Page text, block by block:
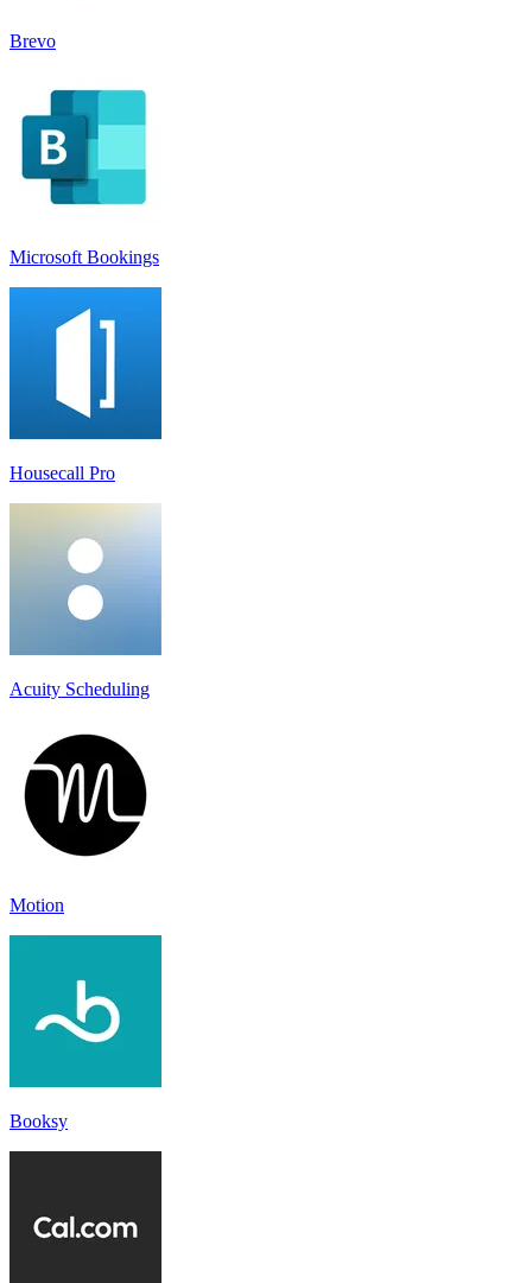
Brevo
Microsoft Bookings
Housecall Pro
Acuity Scheduling
Motion
Booksy